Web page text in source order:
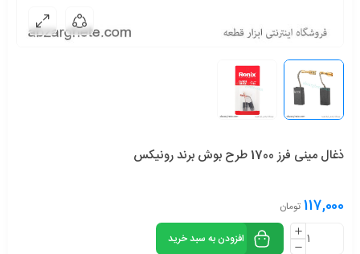
ذغال مینی فرز 1700 طرح بوش برند رونیکس
117,000 تومان
افزودن به سبد خرید